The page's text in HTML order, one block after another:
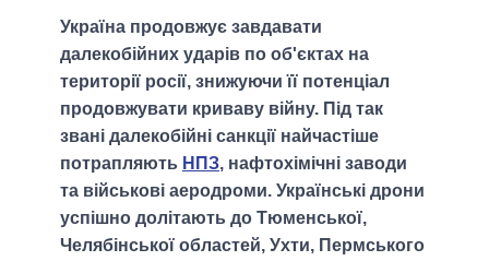
Україна продовжує завдавати
далекобійних ударів по об'єктах на
території росії, знижуючи її потенціал
продовжувати криваву війну. Під так
звані далекобійні санкції найчастіше
потрапляють НПЗ, нафтохімічні заводи
та військові аеродроми. Українські дрони
успішно долітають до Тюменської,
Челябінської областей, Ухти, Пермського